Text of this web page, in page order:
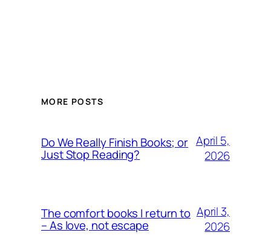
MORE POSTS
Do We Really Finish Books; or
Just Stop Reading?
April 5,
2026
The comfort books I return to
– As love, not escape
April 3,
2026